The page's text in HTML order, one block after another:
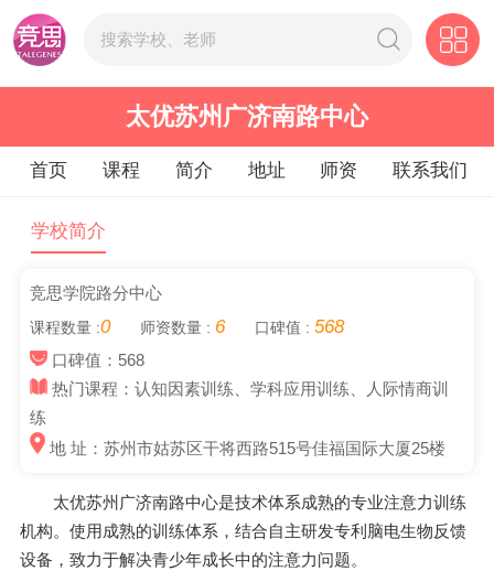
太优苏州广济南路中心
首页 课程 简介 地址 师资 联系我们
学校简介
竞思学院路分中心
课程数量 :0 师资数量 : 6 口碑值 : 568
口碑值：568
热门课程：认知因素训练、学科应用训练、人际情商训
练
地 址：苏州市姑苏区干将西路515号佳福国际大厦25楼
太优苏州广济南路中心是技术体系成熟的专业注意力训练
机构。使用成熟的训练体系，结合自主研发专利脑电生物反馈
设备，致力于解决青少年成长中的注意力问题。